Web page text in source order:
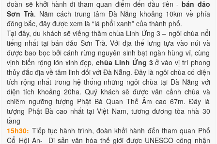
đoàn sẽ khởi hành đi tham quan điểm đến đầu tiên -bán đảo
Sơn Trà. Nằm cách trung tâm Đà Nẵng khoảng 10km về phía
đông bắc, đây được xem là “lá phổi xanh” của thành phố.
Tại đây, du khách sẽ viếng thăm chùa Linh Ứng 3 – ngôi chùa nổi
tiếng nhất tại bán đảo Sơn Trà. Với địa thế lưng tựa vào núi và
được bao bọc bởi cánh rừng nguyên sinh bạt ngàn hùng vĩ, cùng
vịnh biển rộng lớn xinh đẹp,chùa Linh Ứng 3ở vào vị trí phong
thủy đắc địa về tâm linh đối với Đà Nẵng. Đây là ngôi chùa có diện
tích rộng nhất trong hệ thống những ngôi chùa tại Đà Nẵng với
diện tích khoảng 20ha. Quý khách sẽ được vãn cảnh chùa và
chiêm ngưỡng tượng Phật Bà Quan Thế Âm cao 67m. Đây là
tượng Phật Bà cao nhất tại Việt Nam, tương đương tòa nhà 30
tầng
15h30: Tiếp tục hành trình, đoàn khởi hành đến tham quan Phố
Cổ Hội An- Di sản văn hóa thế giới được UNESCO công nhận